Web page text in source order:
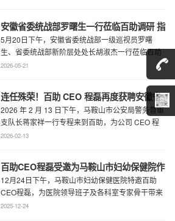
安徽省委统战部罗曙生一行莅临百助调研 指
导新阶层人士工作
5月20日下午，安徽省委统战部一级巡视员罗曙
生、省委统战部新阶层处处长胡淑杰一行莅临百助
走访调研，马鞍山市委统战部副部长王林陪 ...
2026-05-21
连任殊荣！百助 CEO 程磊再度获聘安徽省
公安厅党风政风警风监督员
2026 年 2 月 13 日下午，马鞍山市公安局警务督审
支队长蒋家祥一行专程来到百助，为公司 CEO 程
磊现场颁发安徽省公安厅党风 ...
2026-02-13
百助CEO程磊受邀为马鞍山市妇幼保健院作
专题演讲 共绘“超越医疗”发展新蓝图
12月24日下午，马鞍山市妇幼保健医院特邀百助
CEO程磊，为医院领导班子及各科室专家骨干带来
了一场题为《预见趋势，定义未来——为 ...
2025-12-24